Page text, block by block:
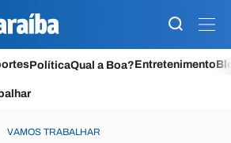
PolíticaQual a Boa?Entretenimento
VAMOS TRABALHAR